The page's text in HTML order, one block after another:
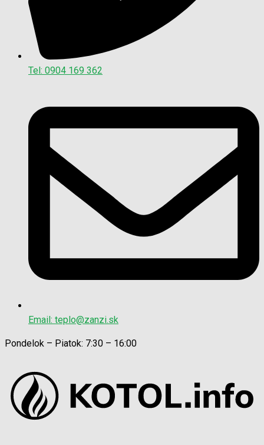
Tel: 0904 169 362
Email: teplo@zanzi.sk
Pondelok – Piatok: 7:30 – 16:00